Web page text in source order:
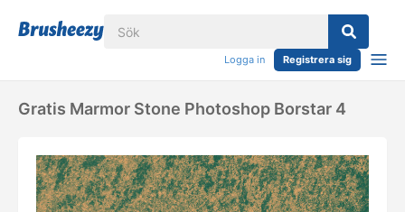
Logga in Registrera sig
Gratis Marmor Stone Photoshop Borstar 4